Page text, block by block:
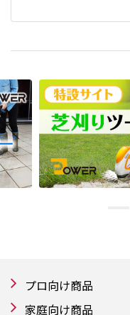
プロ向け商品
家庭向け商品